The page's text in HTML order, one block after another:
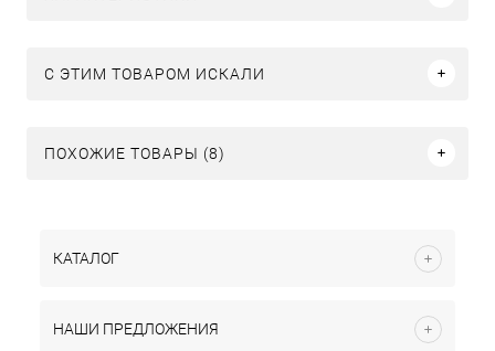
C ЭТИМ ТОВАРОМ ИСКАЛИ
ПОХОЖИЕ ТОВАРЫ (8)
КАТАЛОГ
НАШИ ПРЕДЛОЖЕНИЯ